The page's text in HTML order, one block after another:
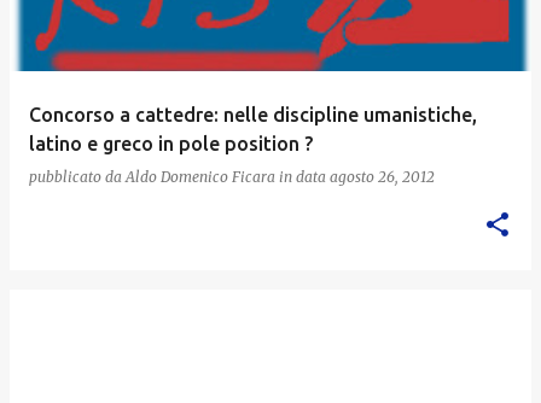
Concorso a cattedre: nelle discipline umanistiche,
latino e greco in pole position ?
pubblicato da Aldo Domenico Ficara in data agosto 26, 2012